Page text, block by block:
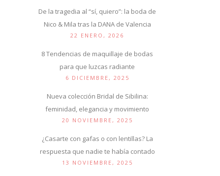
De la tragedia al “sí, quiero”: la boda de
Nico & Mila tras la DANA de Valencia
22 ENERO, 2026
8 Tendencias de maquillaje de bodas
para que luzcas radiante
6 DICIEMBRE, 2025
Nueva colección Bridal de Sibilina:
feminidad, elegancia y movimiento
20 NOVIEMBRE, 2025
¿Casarte con gafas o con lentillas? La
respuesta que nadie te había contado
13 NOVIEMBRE, 2025